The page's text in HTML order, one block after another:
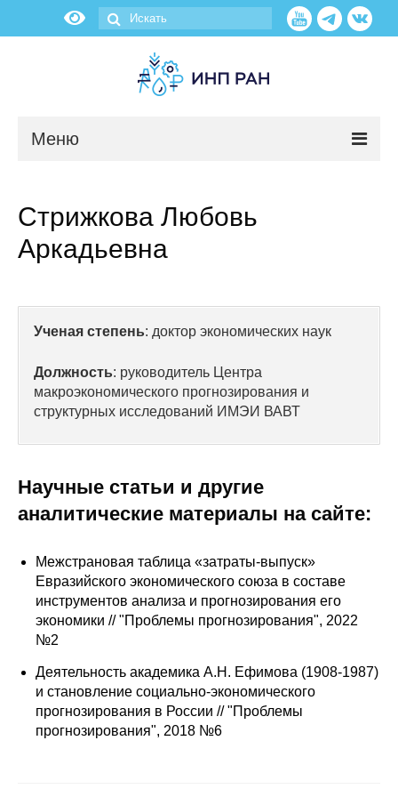
Меню
О нас
Об институте
Сотрудники
Отчетность
Противодействие коррупции
Публикации
Научная жизнь
Проблемы прогнозирования
О журнале
Стрижкова Любовь
Аркадьевна
Ученая степень: доктор экономических наук
Должность: руководитель Центра
макроэкономического прогнозирования и
структурных исследований ИМЭИ ВАВТ
Научные статьи и другие
аналитические материалы на сайте:
Межстрановая таблица «затраты-выпуск»
Евразийского экономического союза в составе
инструментов анализа и прогнозирования его
экономики // "Проблемы прогнозирования", 2022
№2
Деятельность академика А.Н. Ефимова (1908-1987)
и становление социально-экономического
прогнозирования в России // "Проблемы
прогнозирования", 2018 №6